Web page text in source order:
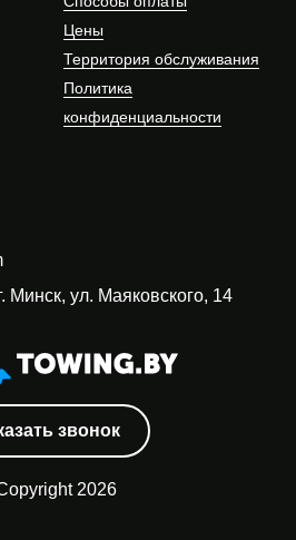
Цены
Территория обслуживания
Политика
конфиденциальности
Минск, ул. Маяковского, 14
звонок
2026